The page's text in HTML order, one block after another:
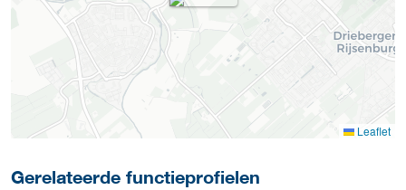
Leaflet
Gerelateerde functieprofielen